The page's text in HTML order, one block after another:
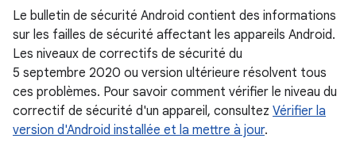
Le bulletin de sécurité Android contient des informations
sur les failles de sécurité affectant les appareils Android.
Les niveaux de correctifs de sécurité du
5 septembre 2020 ou version ultérieure résolvent tous
ces problèmes. Pour savoir comment vérifier le niveau du
correctif de sécurité d'un appareil, consultez Vérifier la
version d'Android installée et la mettre à jour.